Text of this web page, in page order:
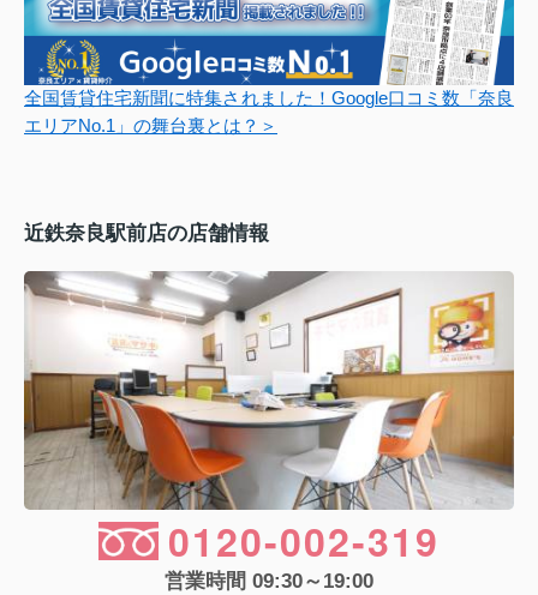
全国賃貸住宅新聞に特集されました！Google口コミ数「奈良
エリアNo.1」の舞台裏とは？＞
近鉄奈良駅前店の店舗情報
0120-002-319
営業時間 09:30～19:00